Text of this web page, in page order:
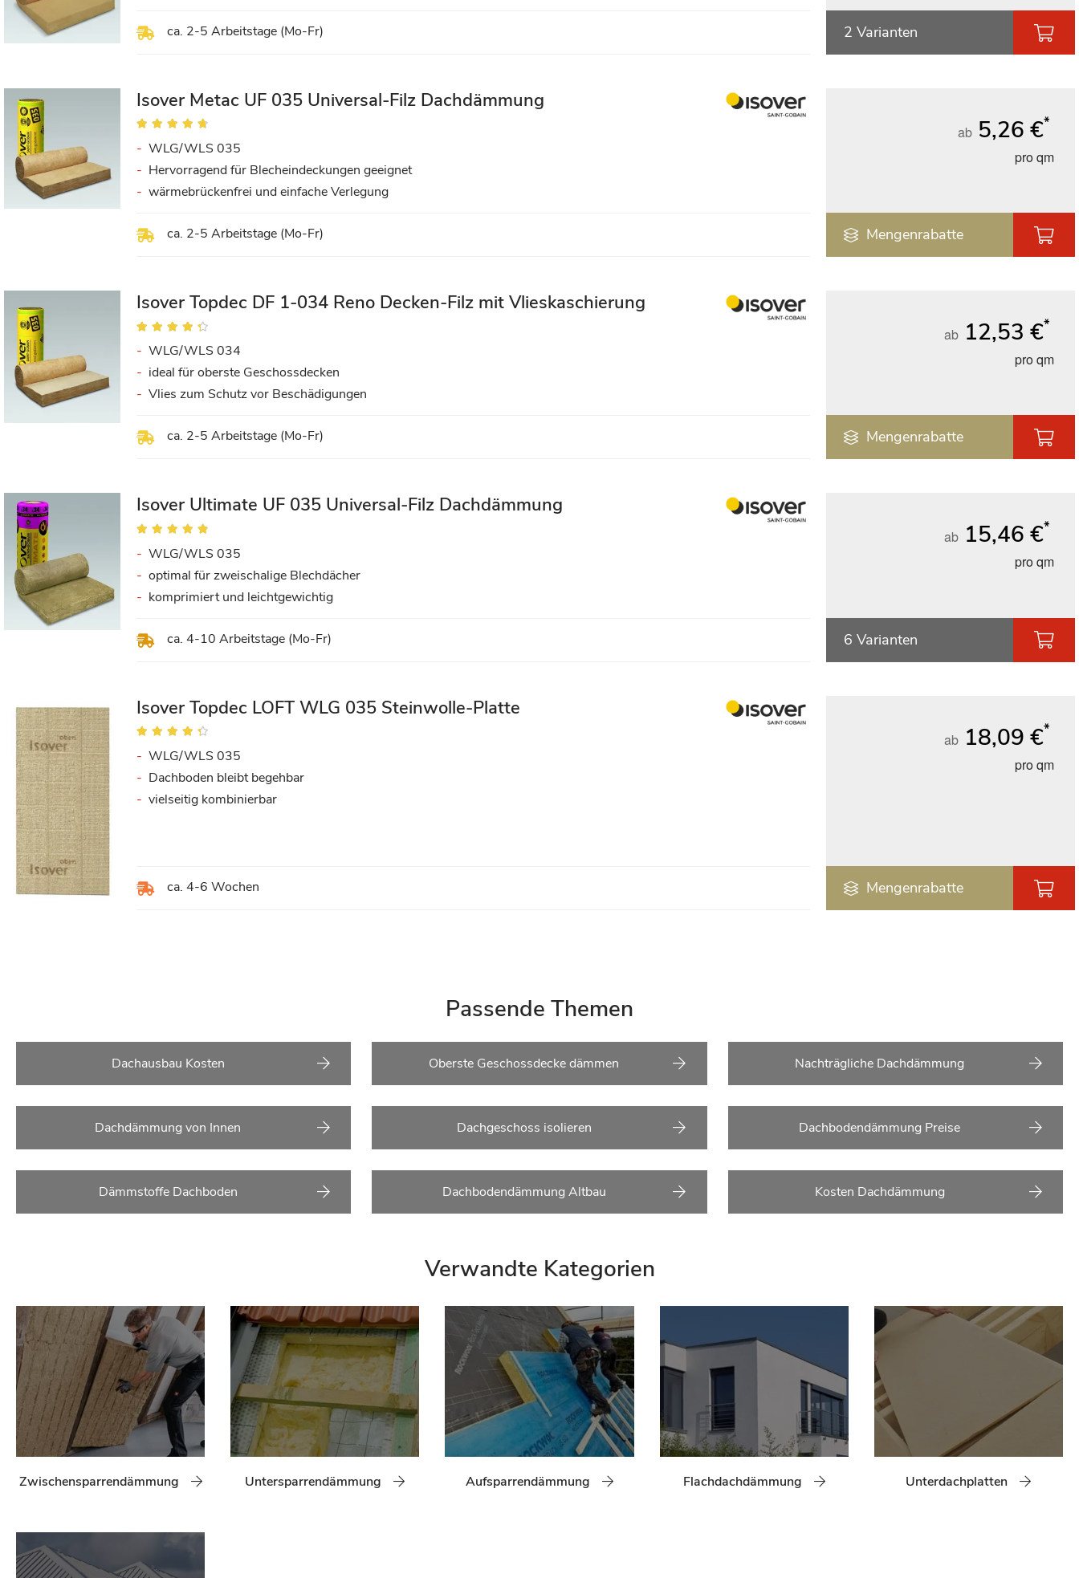
ca. 2-5 Arbeitstage (Mo-Fr) 2 Varianten
Isover Metac UF 035 Universal-Filz Dachdämmung
Bewertung:
ca. 2-5 Arbeitstage (Mo-Fr)
ab 5,26 €*
pro qm
WLG/WLS 035
Hervorragend für Blecheindeckungen geeignet
wärmebrückenfrei und einfache Verlegung
Mengenrabatte
Isover Topdec DF 1-034 Reno Decken-Filz mit Vlieskaschierung
Bewertung:
ca. 2-5 Arbeitstage (Mo-Fr)
ab 12,53 €*
pro qm
WLG/WLS 034
ideal für oberste Geschossdecken
Vlies zum Schutz vor Beschädigungen
Mengenrabatte
Isover Ultimate UF 035 Universal-Filz Dachdämmung
Bewertung:
ca. 4-10 Arbeitstage (Mo-Fr)
ab 15,46 €*
pro qm
WLG/WLS 035
optimal für zweischalige Blechdächer
komprimiert und leichtgewichtig
6 Varianten
Isover Topdec LOFT WLG 035 Steinwolle-Platte
Bewertung:
ca. 4-6 Wochen
ab 18,09 €*
pro qm
WLG/WLS 035
Dachboden bleibt begehbar
vielseitig kombinierbar
Mengenrabatte
Passende Themen
Dachausbau Kosten Oberste Geschossdecke dämmen Nachträgliche Dachdämmung
Dachdämmung von Innen Dachgeschoss isolieren Dachbodendämmung Preise
Dämmstoffe Dachboden Dachbodendämmung Altbau Kosten Dachdämmung
Verwandte Kategorien
Zwischensparrendämmung Untersparrendämmung Aufsparrendämmung Flachdachdämmung Unterdachplatten